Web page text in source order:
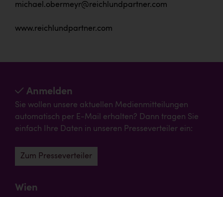
michael.obermeyr@reichlundpartner.com
www.reichlundpartner.com
Anmelden
Sie wollen unsere aktuellen Medienmitteilungen
automatisch per E-Mail erhalten? Dann tragen Sie
einfach Ihre Daten in unseren Presseverteiler ein:
Zum Presseverteiler
Wien